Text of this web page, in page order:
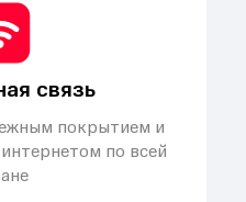
связь
покрытием и
по всей